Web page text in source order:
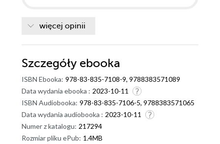
więcej opinii
Szczegóły ebooka
ISBN Ebooka: 978-83-835-7108-9, 9788383571089
Data wydania ebooka : 2023-10-11
ISBN Audiobooka: 978-83-835-7106-5, 9788383571065
Data wydania audiobooka : 2023-10-11
Numer z katalogu: 217294
Rozmiar pliku ePub: 1.4MB